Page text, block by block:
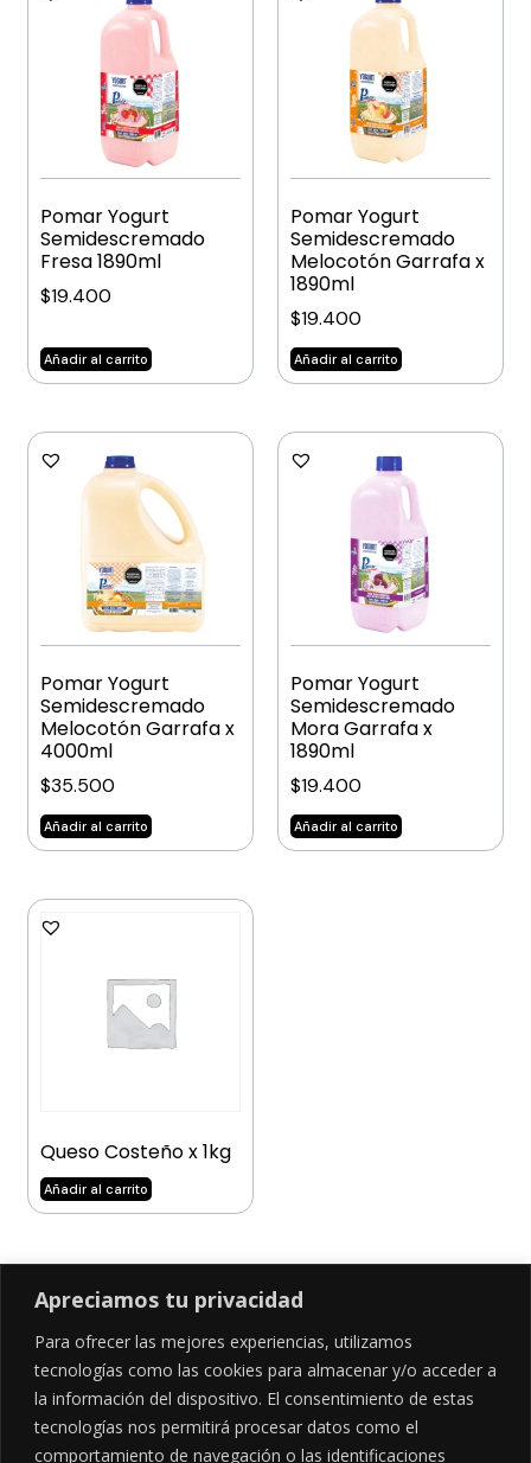
Apreciamos tu privacidad
Para ofrecer las mejores experiencias, utilizamos
tecnologías como las cookies para almacenar y/o acceder a
la información del dispositivo. El consentimiento de estas
tecnologías nos permitirá procesar datos como el
comportamiento de navegación o las identificaciones
Pomar Yogurt
Semidescremado
Fresa 1890ml
$19.400
Añadir al carrito
Pomar Yogurt
Semidescremado
Melocotón Garrafa x
1890ml
$19.400
Añadir al carrito
Pomar Yogurt
Semidescremado
Melocotón Garrafa x
4000ml
$35.500
Añadir al carrito
Pomar Yogurt
Semidescremado
Mora Garrafa x
1890ml
$19.400
Añadir al carrito
Queso Costeño x 1kg
Añadir al carrito
SÍGUENOS EN